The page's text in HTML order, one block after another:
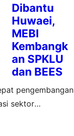
Dibantu
Huwaei,
MEBI
Kembangk
an SPKLU
dan BEES
pengembangan
sektor